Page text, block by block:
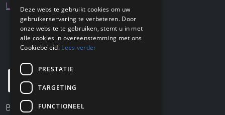
Bekina VZW
Leerkrachten & professionals
Deze website gebruikt cookies om uw
gebruikerservaring te verbeteren. Door
onze website te gebruiken, stemt u in met
alle cookies in overeenstemming met ons
Cookiebeleid. Lees verder
PRESTATIE
TARGETING
FUNCTIONEEL